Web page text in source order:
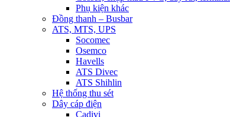
Phụ kiện khác
Đồng thanh – Busbar
ATS, MTS, UPS
Socomec
Osemco
Havells
ATS Divec
ATS Shihlin
Hệ thống thu sét
Dây cáp điện
Cadivi